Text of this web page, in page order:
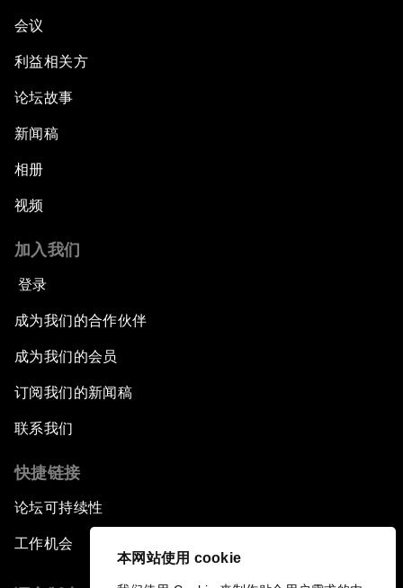
本网站使用 cookie
会议
利益相关方
论坛故事
新闻稿
相册
视频
加入我们
登录
成为我们的合作伙伴
成为我们的会员
订阅我们的新闻稿
联系我们
快捷链接
论坛可持续性
工作机会